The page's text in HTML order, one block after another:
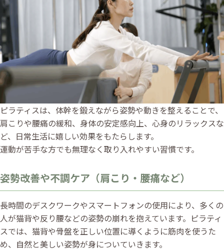
ピラティスは、体幹を鍛えながら姿勢や動きを整えることで、
肩こりや腰痛の緩和、身体の安定感向上、心身のリラックスな
ど、日常生活に嬉しい効果をもたらします。
運動が苦手な方でも無理なく取り入れやすい習慣です。
姿勢改善や不調ケア（肩こり・腰痛など）
長時間のデスクワークやスマートフォンの使用により、多くの
人が猫背や反り腰などの姿勢の崩れを抱えています。ピラティ
スでは、猫背や骨盤を正しい位置に導くように筋肉を使うた
め、自然と美しい姿勢が身についていきます。